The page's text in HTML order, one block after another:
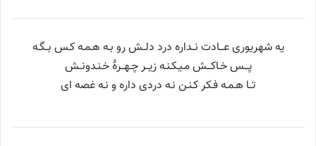
یه شهریوری عـــادت نــداره درد دلــش رو بـه هـمـه کـس بــگـه
پـــس خـاکـــش مـیـکـنـه زیــر چـهــرۀ خـنـدونــش
تــا هـمـه فـکر کـنـن نـه دردی داره و نـه غصه ای